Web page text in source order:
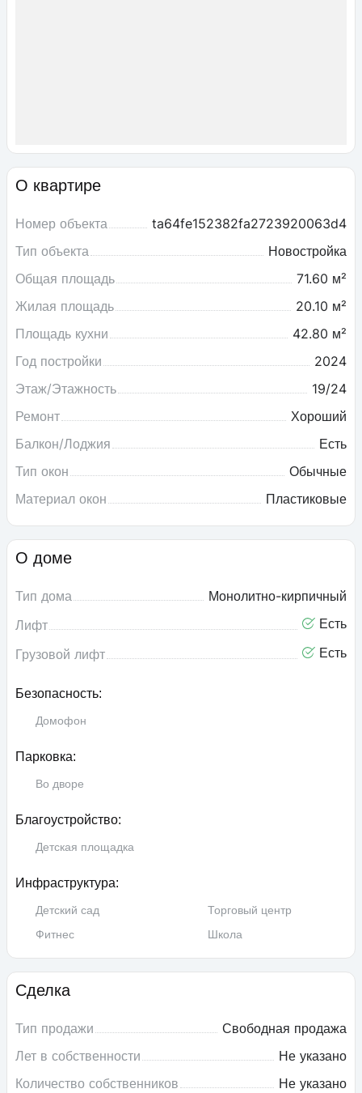
О квартире
Номер объекта
ta64fe152382fa2723920063d4
Тип объекта
Новостройка
Общая площадь
71.60 м²
Жилая площадь
20.10 м²
Площадь кухни
42.80 м²
Год постройки
2024
Этаж/Этажность
19/24
Ремонт
Хороший
Балкон/Лоджия
Есть
Тип окон
Обычные
Материал окон
Пластиковые
О доме
Тип дома
Монолитно-кирпичный
Лифт
Есть
Грузовой лифт
Есть
Безопасность:
Домофон
Парковка:
Во дворе
Благоустройство:
Детская площадка
Инфраструктура:
Детский сад
Торговый центр
Фитнес
Школа
Сделка
Тип продажи
Свободная продажа
Лет в собственности
Не указано
Количество собственников
Не указано